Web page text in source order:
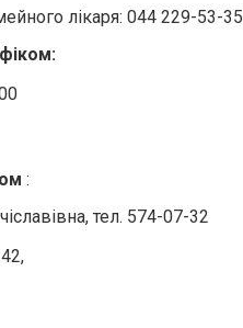
лікаря: 044 229-53-35
:
тел. 574-07-32